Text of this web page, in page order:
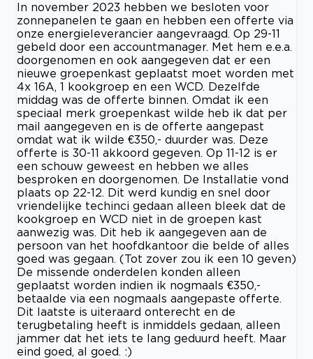
In november 2023 hebben we besloten voor
zonnepanelen te gaan en hebben een offerte via
onze energieleverancier aangevraagd. Op 29-11
gebeld door een accountmanager. Met hem e.e.a.
doorgenomen en ook aangegeven dat er een
nieuwe groepenkast geplaatst moet worden met
4x 16A, 1 kookgroep en een WCD. Dezelfde
middag was de offerte binnen. Omdat ik een
speciaal merk groepenkast wilde heb ik dat per
mail aangegeven en is de offerte aangepast
omdat wat ik wilde €350,- duurder was. Deze
offerte is 30-11 akkoord gegeven. Op 11-12 is er
een schouw geweest en hebben we alles
besproken en doorgenomen. De Installatie vond
plaats op 22-12. Dit werd kundig en snel door
vriendelijke techinci gedaan alleen bleek dat de
kookgroep en WCD niet in de groepen kast
aanwezig was. Dit heb ik aangegeven aan de
persoon van het hoofdkantoor die belde of alles
goed was gegaan. (Tot zover zou ik een 10 geven)
De missende onderdelen konden alleen
geplaatst worden indien ik nogmaals €350,-
betaalde via een nogmaals aangepaste offerte.
Dit laatste is uiteraard onterecht en de
terugbetaling heeft is inmiddels gedaan, alleen
jammer dat het iets te lang geduurd heeft. Maar
eind goed, al goed. :)